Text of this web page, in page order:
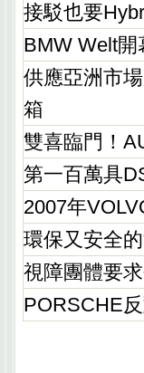
接駁也要
BMW Welt開
供應亞洲市
箱
雙喜臨門！
第一百萬具
2007年
環保又安全
視障團體要
PORSCHE